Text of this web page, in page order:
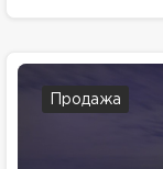
Продажа